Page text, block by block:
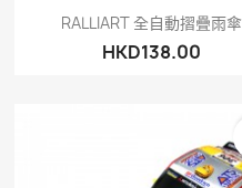
快速查看
RALLIART 全自動摺疊雨傘
HKD138.00